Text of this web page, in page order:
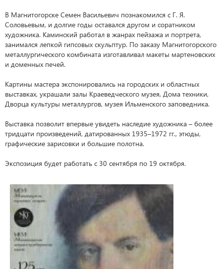
В Магнитогорске Семен Васильевич познакомился с Г. Я.
Соловьевым, и долгие годы оставался другом и соратником
художника. Каминский работал в жанрах пейзажа и портрета,
занимался лепкой гипсовых скульптур. По заказу Магнитогорского
металлургического комбината изготавливал макеты мартеновских
и доменных печей.
Картины мастера экспонировались на городских и областных
выставках, украшали залы Краеведческого музея, Дома техники,
Дворца культуры металлургов, музея Ильменского заповедника.
Выставка позволит впервые увидеть наследие художника – более
тридцати произведений, датированных 1935–1972 гг., этюды,
графические зарисовки и большие полотна.
Экспозиция будет работать с 30 сентября по 19 октября.